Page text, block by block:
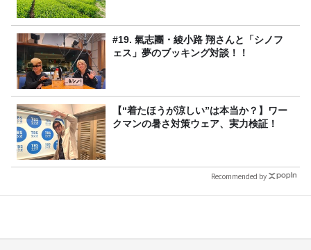
#19. 氣志團・綾小路 翔さんと「シノフ
ェス」夢のブッキング対談！！
【“着たほうが涼しい”は本当か？】ワー
クマンの暑さ対策ウェア、実力検証！
Recommended by